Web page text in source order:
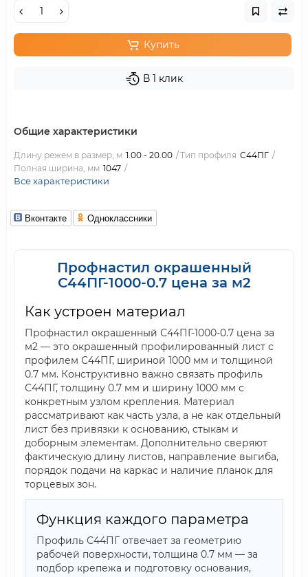
Купить
В 1 клик
Общие характеристики
Длину режем в размер, м 1.00 - 20.00 Тип профиля С44ПГ
Полная ширина, мм 1047
Все характеристики
Вконтакте Одноклассники
Профнастил окрашенный
С44ПГ-1000-0.7 цена за м2
Как устроен материал
Профнастил окрашенный С44ПГ-1000-0.7 цена за
м2 — это окрашенный профилированный лист с
профилем С44ПГ, шириной 1000 мм и толщиной
0.7 мм. Конструктивно важно связать профиль
С44ПГ, толщину 0.7 мм и ширину 1000 мм с
конкретным узлом крепления. Материал
рассматривают как часть узла, а не как отдельный
лист без привязки к основанию, стыкам и
доборным элементам. Дополнительно сверяют
фактическую длину листов, направление выгиба,
порядок подачи на каркас и наличие планок для
торцевых зон.
Функция каждого параметра
Профиль С44ПГ отвечает за геометрию
рабочей поверхности, толщина 0.7 мм — за
подбор крепежа и подготовку основания,